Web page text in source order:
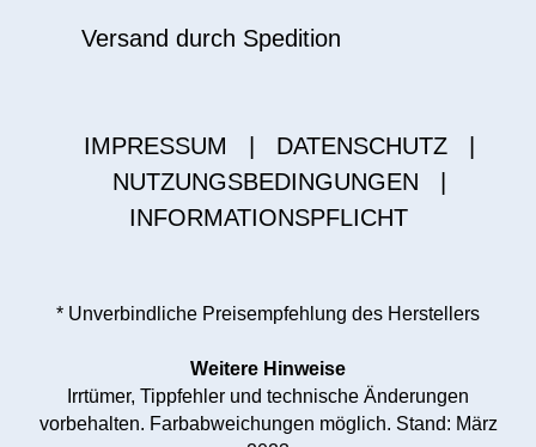
Versand durch Spedition
IMPRESSUM DATENSCHUTZ
NUTZUNGSBEDINGUNGEN
INFORMATIONSPFLICHT
* Unverbindliche Preisempfehlung des Herstellers
Weitere Hinweise
Irrtümer, Tippfehler und technische Änderungen
vorbehalten. Farbabweichungen möglich. Stand: März